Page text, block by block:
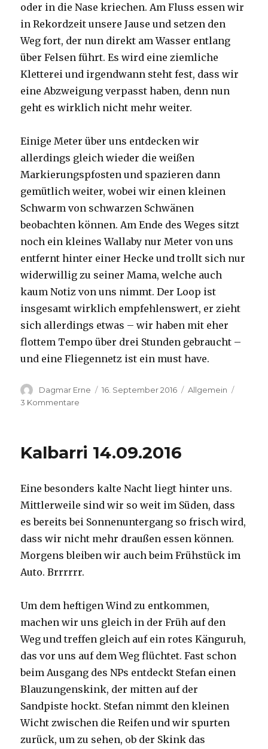
oder in die Nase kriechen. Am Fluss essen wir
in Rekordzeit unsere Jause und setzen den
Weg fort, der nun direkt am Wasser entlang
über Felsen führt. Es wird eine ziemliche
Kletterei und irgendwann steht fest, dass wir
eine Abzweigung verpasst haben, denn nun
geht es wirklich nicht mehr weiter.
Einige Meter über uns entdecken wir
allerdings gleich wieder die weißen
Markierungspfosten und spazieren dann
gemütlich weiter, wobei wir einen kleinen
Schwarm von schwarzen Schwänen
beobachten können. Am Ende des Weges sitzt
noch ein kleines Wallaby nur Meter von uns
entfernt hinter einer Hecke und trollt sich nur
widerwillig zu seiner Mama, welche auch
kaum Notiz von uns nimmt. Der Loop ist
insgesamt wirklich empfehlenswert, er zieht
sich allerdings etwas – wir haben mit eher
flottem Tempo über drei Stunden gebraucht –
und eine Fliegennetz ist ein must have.
Autor
Dagmar Erne
Veröffentlicht
16. September 2016 Kategorien
Allgemein
3 Kommentare
Kalbarri 14.09.2016
Eine besonders kalte Nacht liegt hinter uns.
Mittlerweile sind wir so weit im Süden, dass
es bereits bei Sonnenuntergang so frisch wird,
dass wir nicht mehr draußen essen können.
Morgens bleiben wir auch beim Frühstück im
Auto. Brrrrrr.
Um dem heftigen Wind zu entkommen,
machen wir uns gleich in der Früh auf den
Weg und treffen gleich auf ein rotes Känguruh,
das vor uns auf dem Weg flüchtet. Fast schon
beim Ausgang des NPs entdeckt Stefan einen
Blauzungenskink, der mitten auf der
Sandpiste hockt. Stefan nimmt den kleinen
Wicht zwischen die Reifen und wir spurten
zurück, um zu sehen, ob der Skink das